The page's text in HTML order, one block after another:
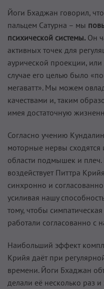
Йоги Бхаджан говорил,
пальцем Сатурна – мы
психической системы. Он
активных точек для
аурической проекции,
случае его целью было
мегаватт». Мы можем
качествами и, таким
имея достаточную
Согласно учению
моторные нервы сходятся
области подмышек и плеч.
воздействует Питтра
синхронно и
усиливая нашу
тому, чтобы
работали согласованно
Наибольший эффект
Крийя даёт при
времени. Йоги Бхаджан
делали её несколько раз